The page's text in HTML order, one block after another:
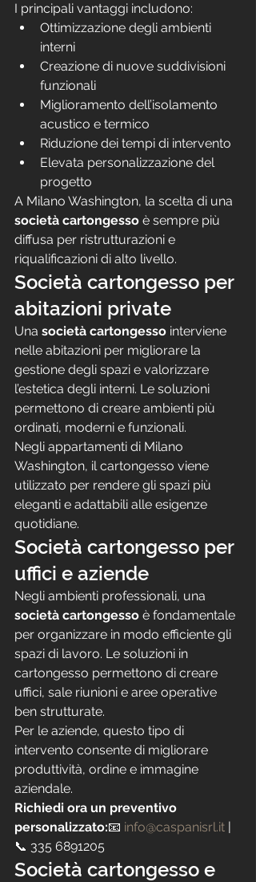
I principali vantaggi includono:
Ottimizzazione degli ambienti
interni
Creazione di nuove suddivisioni
funzionali
Miglioramento dell’isolamento
acustico e termico
Riduzione dei tempi di intervento
Elevata personalizzazione del
progetto
A Milano Washington, la scelta di una
società cartongesso è sempre più
diffusa per ristrutturazioni e
riqualificazioni di alto livello.
Società cartongesso per
abitazioni private
Una società cartongesso interviene
nelle abitazioni per migliorare la
gestione degli spazi e valorizzare
l’estetica degli interni. Le soluzioni
permettono di creare ambienti più
ordinati, moderni e funzionali.
Negli appartamenti di Milano
Washington, il cartongesso viene
utilizzato per rendere gli spazi più
eleganti e adattabili alle esigenze
quotidiane.
Società cartongesso per
uffici e aziende
Negli ambienti professionali, una
società cartongesso è fondamentale
per organizzare in modo efficiente gli
spazi di lavoro. Le soluzioni in
cartongesso permettono di creare
uffici, sale riunioni e aree operative
ben strutturate.
Per le aziende, questo tipo di
intervento consente di migliorare
produttività, ordine e immagine
aziendale.
Richiedi ora un preventivo
personalizzato:📧 info@caspanisrl.it |
📞 335 6891205
Società cartongesso e